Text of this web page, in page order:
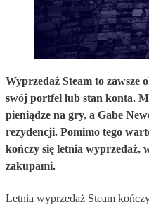
Wyprzedaż Steam to zawsze
swój portfel lub stan konta.
pieniądze na gry, a Gabe
rezydencji. Pomimo tego
kończy się letnia wyprzedaż,
zakupami.
Letnia wyprzedaż Steam